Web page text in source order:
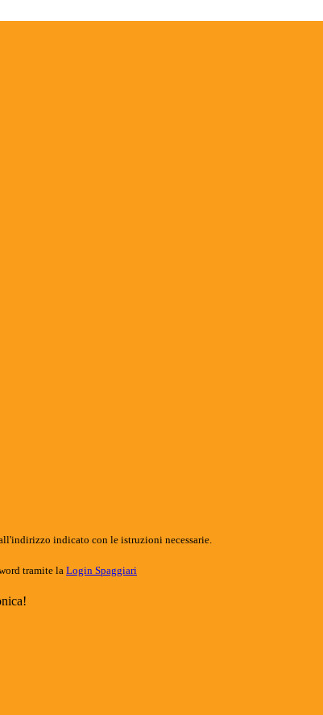
indicato con le istruzioni necessarie.
tramite la Login Spaggiari